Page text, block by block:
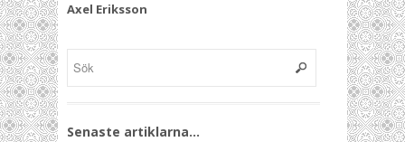
Axel Eriksson
Senaste artiklarna…